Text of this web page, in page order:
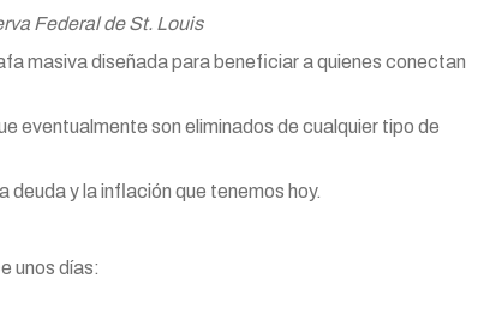
Federal de St. Louis
masiva diseñada para beneficiar a quienes conectan
eventualmente son eliminados de cualquier tipo de
deuda y la inflación que tenemos hoy.
unos días: